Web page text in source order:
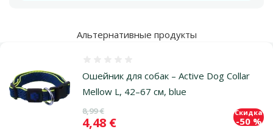
Альтернативные продукты
Ошейник для собак – Active Dog Collar
Mellow L, 42–67 см, blue
Исходная цена
8,99 €
Цена
4,48 €
Скидка
-50 %